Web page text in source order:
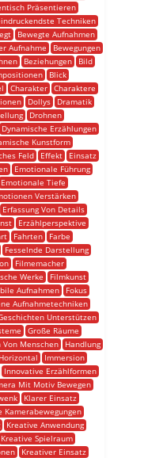
Präsentieren
Techniken
Bewegte Aufnahmen
Aufnahme
Bewegungen
Beziehungen
Bild
Blick
Charakter Charaktere
Dollys
Dramatik
Drohnen
Dynamische Erzählungen
Kunstform
Feld Effekt
Einsatz
Emotionale Führung
Emotionale Tiefe
Verstärken
Erfassung Von Details
Erzählperspektive
Fahrten
Farbe
Fesselnde Darstellung
Filmemacher
Werke
Filmkunst
Aufnahmen
Fokus
Aufnahmetechniken
Unterstützen
Große Räume
Von Menschen
Handlung
Horizontal
Immersion
Innovative Erzählformen
Mit Motiv Bewegen
Klarer Einsatz
Kamerabewegungen
Kreative Anwendung
Kreative Spielraum
Kreativer Einsatz